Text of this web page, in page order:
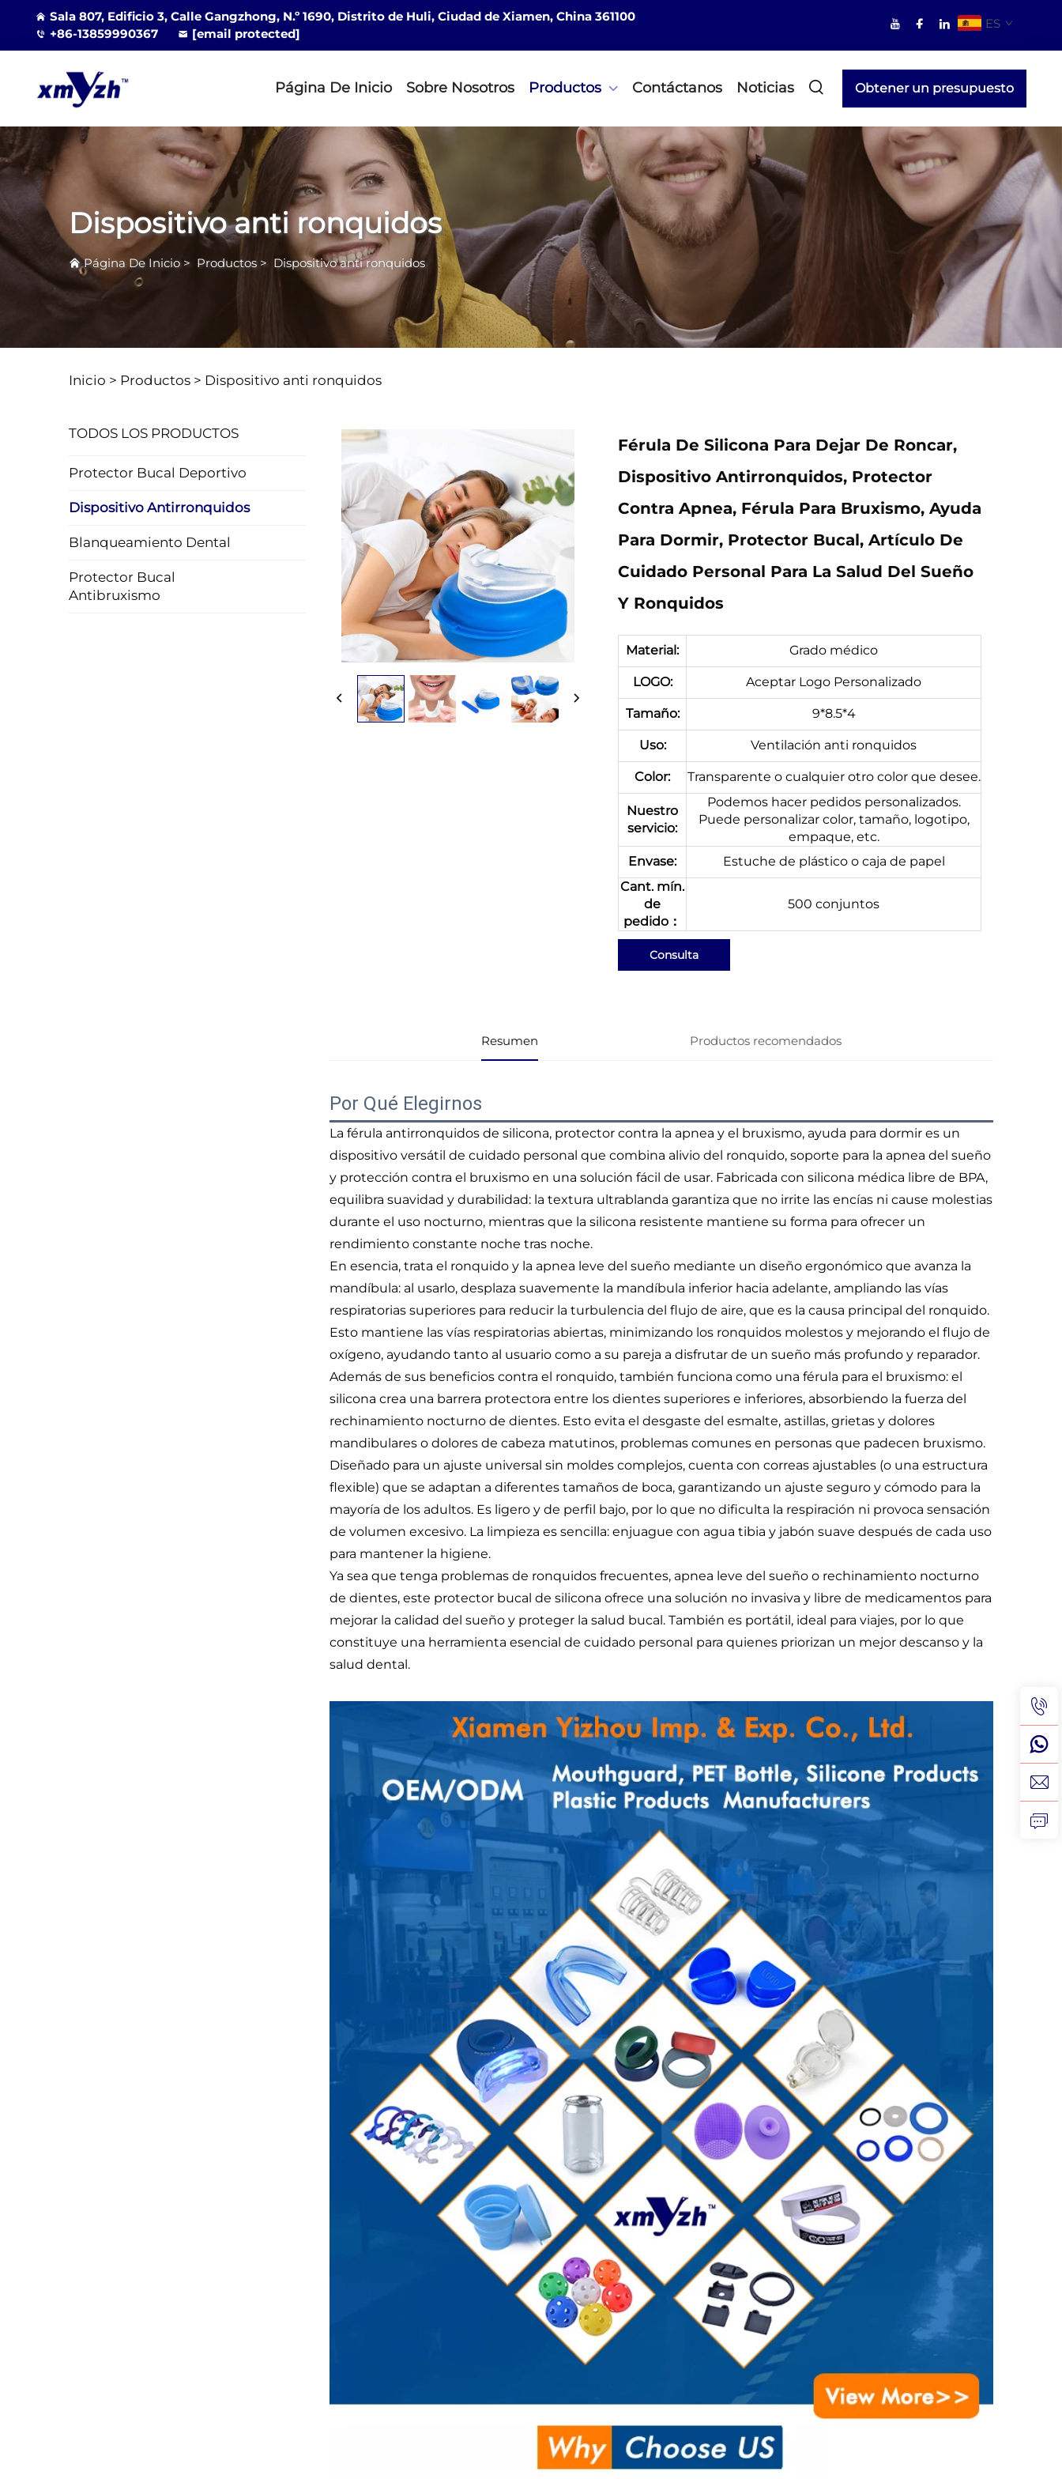
Sala 807, Edificio 3, Calle Gangzhong, N.º 1690, Distrito de Huli, Ciudad de Xiamen, China 361100
+86-13859990367
[email protected]
ES
Página De Inicio Sobre Nosotros Productos Contáctanos Noticias Obtener un presupuesto
Dispositivo anti ronquidos
Página De Inicio > Productos > Dispositivo anti ronquidos
Inicio > Productos > Dispositivo anti ronquidos
TODOS LOS PRODUCTOS
Protector Bucal Deportivo
Dispositivo Antirronquidos
Blanqueamiento Dental
Protector Bucal
Antibruxismo
Férula De Silicona Para Dejar De Roncar,
Dispositivo Antirronquidos, Protector
Contra Apnea, Férula Para Bruxismo, Ayuda
Para Dormir, Protector Bucal, Artículo De
Cuidado Personal Para La Salud Del Sueño
Y Ronquidos
Material: Grado médico
LOGO: Aceptar Logo Personalizado
Tamaño: 9*8.5*4
Uso: Ventilación anti ronquidos
Color: Transparente o cualquier otro color que desee.
Nuestro
servicio:
Podemos hacer pedidos personalizados.
Puede personalizar color, tamaño, logotipo,
empaque, etc.
Envase:
Estuche de plástico o caja de papel
Cant. mín.
de
pedido：
500 conjuntos
Consulta
Resumen Productos recomendados
Por Qué Elegirnos
La férula antirronquidos de silicona, protector contra la apnea y el bruxismo, ayuda para dormir es un
dispositivo versátil de cuidado personal que combina alivio del ronquido, soporte para la apnea del sueño
y protección contra el bruxismo en una solución fácil de usar. Fabricada con silicona médica libre de BPA,
equilibra suavidad y durabilidad: la textura ultrablanda garantiza que no irrite las encías ni cause molestias
durante el uso nocturno, mientras que la silicona resistente mantiene su forma para ofrecer un
rendimiento constante noche tras noche.
En esencia, trata el ronquido y la apnea leve del sueño mediante un diseño ergonómico que avanza la
mandíbula: al usarlo, desplaza suavemente la mandíbula inferior hacia adelante, ampliando las vías
respiratorias superiores para reducir la turbulencia del flujo de aire, que es la causa principal del ronquido.
Esto mantiene las vías respiratorias abiertas, minimizando los ronquidos molestos y mejorando el flujo de
oxígeno, ayudando tanto al usuario como a su pareja a disfrutar de un sueño más profundo y reparador.
Además de sus beneficios contra el ronquido, también funciona como una férula para el bruxismo: el
silicona crea una barrera protectora entre los dientes superiores e inferiores, absorbiendo la fuerza del
rechinamiento nocturno de dientes. Esto evita el desgaste del esmalte, astillas, grietas y dolores
mandibulares o dolores de cabeza matutinos, problemas comunes en personas que padecen bruxismo.
Diseñado para un ajuste universal sin moldes complejos, cuenta con correas ajustables (o una estructura
flexible) que se adaptan a diferentes tamaños de boca, garantizando un ajuste seguro y cómodo para la
mayoría de los adultos. Es ligero y de perfil bajo, por lo que no dificulta la respiración ni provoca sensación
de volumen excesivo. La limpieza es sencilla: enjuague con agua tibia y jabón suave después de cada uso
para mantener la higiene.
Ya sea que tenga problemas de ronquidos frecuentes, apnea leve del sueño o rechinamiento nocturno
de dientes, este protector bucal de silicona ofrece una solución no invasiva y libre de medicamentos para
mejorar la calidad del sueño y proteger la salud bucal. También es portátil, ideal para viajes, por lo que
constituye una herramienta esencial de cuidado personal para quienes priorizan un mejor descanso y la
salud dental.